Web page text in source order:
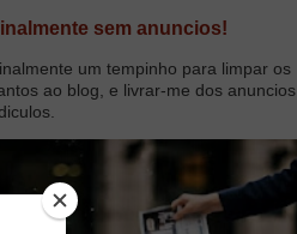
sem anuncios!
um tempinho para limpar os
ao blog, e livrar-me dos anuncios